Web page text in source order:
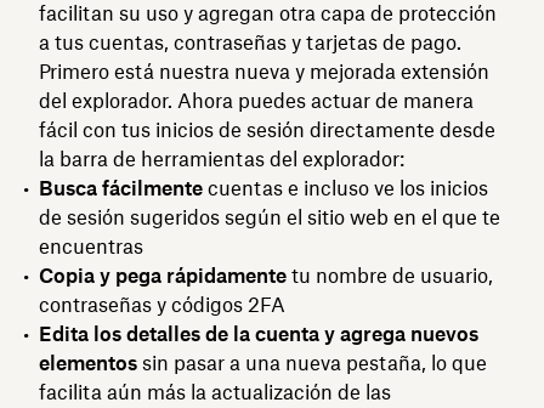
facilitan su uso y agregan otra capa de protección
a tus cuentas, contraseñas y tarjetas de pago.
Primero está nuestra nueva y mejorada extensión
del explorador. Ahora puedes actuar de manera
fácil con tus inicios de sesión directamente desde
la barra de herramientas del explorador:
Busca fácilmente cuentas e incluso ve los inicios
de sesión sugeridos según el sitio web en el que te
encuentras
Copia y pega rápidamente tu nombre de usuario,
contraseñas y códigos 2FA
Edita los detalles de la cuenta y agrega nuevos
elementos sin pasar a una nueva pestaña, lo que
facilita aún más la actualización de las